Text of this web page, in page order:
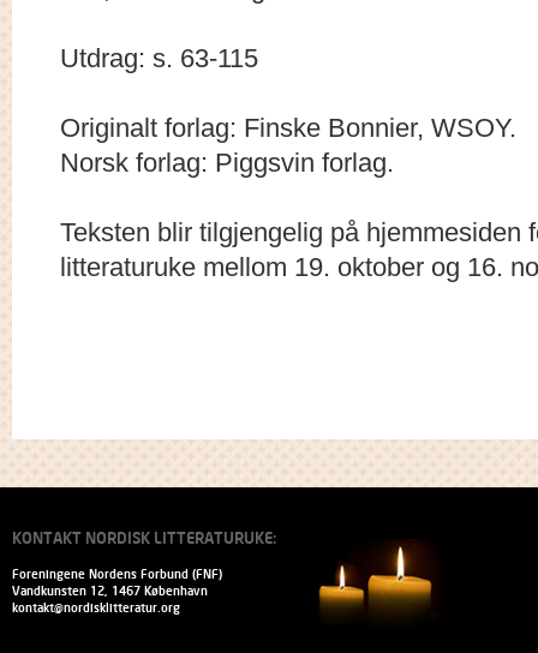
Utdrag: s. 63-115
Originalt forlag: Finske Bonnier, WSOY.
Norsk forlag: Piggsvin forlag.
Teksten blir tilgjengelig på hjemmesiden
litteraturuke mellom 19. oktober og 16.
KONTAKT NORDISK LITTERATURUKE:
Foreningene Nordens Forbund (FNF)
Vandkunsten 12, 1467 København
kontakt@nordisklitteratur.org